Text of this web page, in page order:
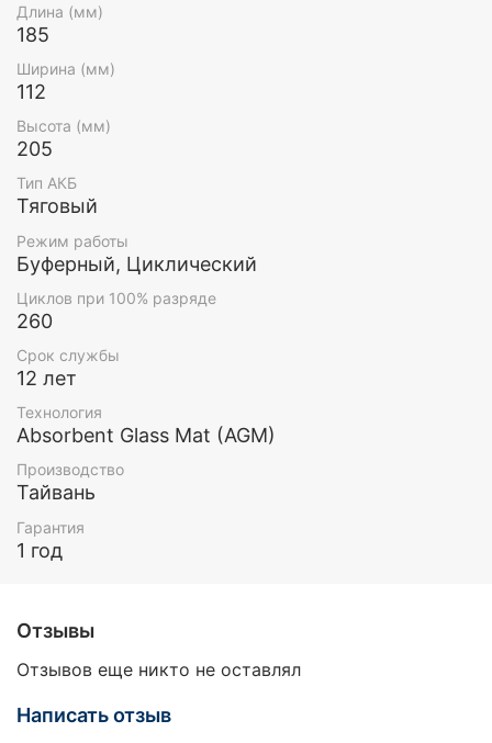
Длина (мм)
185
Ширина (мм)
112
Высота (мм)
205
Тип АКБ
Тяговый
Режим работы
Буферный, Циклический
Циклов при 100% разряде
260
Срок службы
12 лет
Технология
Absorbent Glass Mat (AGM)
Производство
Тайвань
Гарантия
1 год
Отзывы
Отзывов еще никто не оставлял
Написать отзыв